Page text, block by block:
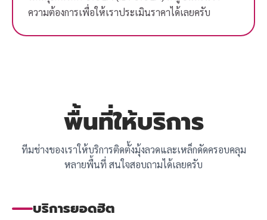
ความต้องการเพื่อให้เราประเมินราคาได้เลยครับ
พื้นที่ให้บริการ
ทีมช่างของเราให้บริการติดตั้งมุ้งลวดและเหล็กดัดครอบคลุม
หลายพื้นที่ สนใจสอบถามได้เลยครับ
บริการยอดฮิต